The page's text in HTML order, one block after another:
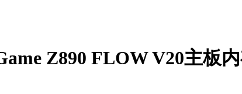
Z890 FLOW V20主板